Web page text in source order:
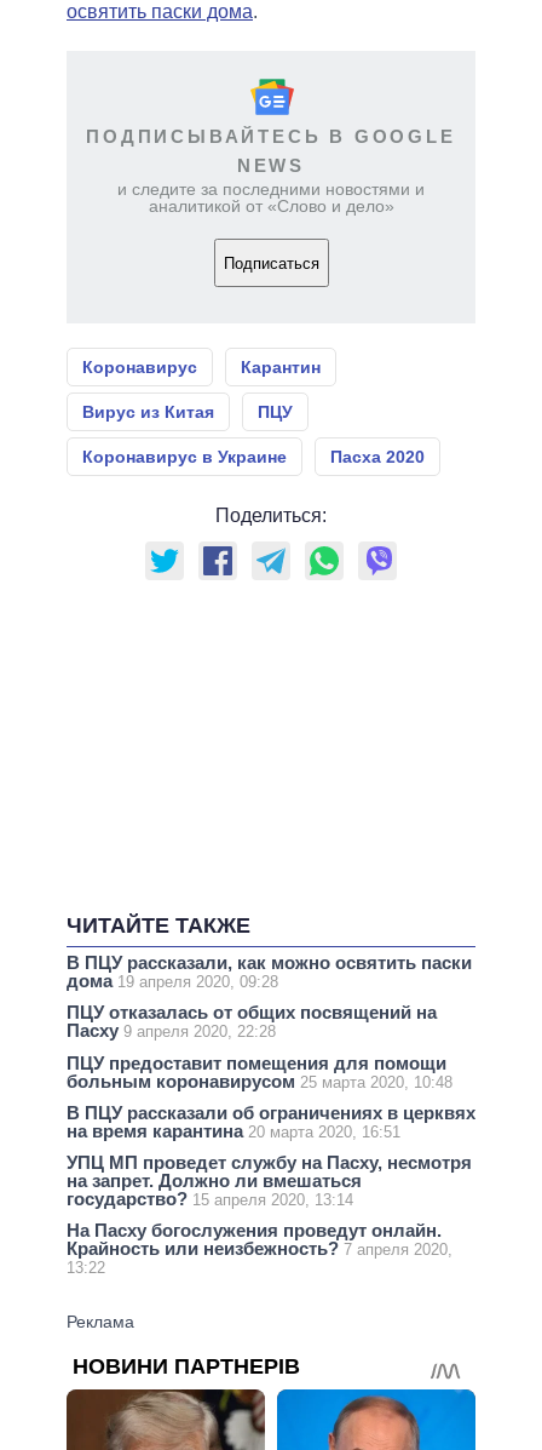
освятить паски дома.
ПОДПИСЫВАЙТЕСЬ В GOOGLE
NEWS
и следите за последними новостями и
аналитикой от «Слово и дело»
Подписаться
Коронавирус Карантин
Вирус из Китая ПЦУ
Коронавирус в Украине Пасха 2020
Поделиться:
ЧИТАЙТЕ ТАКЖЕ
В ПЦУ рассказали, как можно освятить паски
дома 19 апреля 2020, 09:28
ПЦУ отказалась от общих посвящений на
Пасху 9 апреля 2020, 22:28
ПЦУ предоставит помещения для помощи
больным коронавирусом 25 марта 2020, 10:48
В ПЦУ рассказали об ограничениях в церквях
на время карантина 20 марта 2020, 16:51
УПЦ МП проведет службу на Пасху, несмотря
на запрет. Должно ли вмешаться
государство? 15 апреля 2020, 13:14
На Пасху богослужения проведут онлайн.
Крайность или неизбежность? 7 апреля 2020,
13:22